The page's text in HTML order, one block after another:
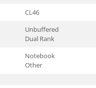
CL46
Unbuffered
Dual Rank
Notebook
Other